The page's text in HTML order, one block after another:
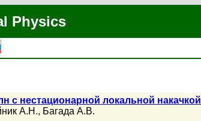
Physics
с нестационарной локальной накачкой
А.Н., Багада А.В.